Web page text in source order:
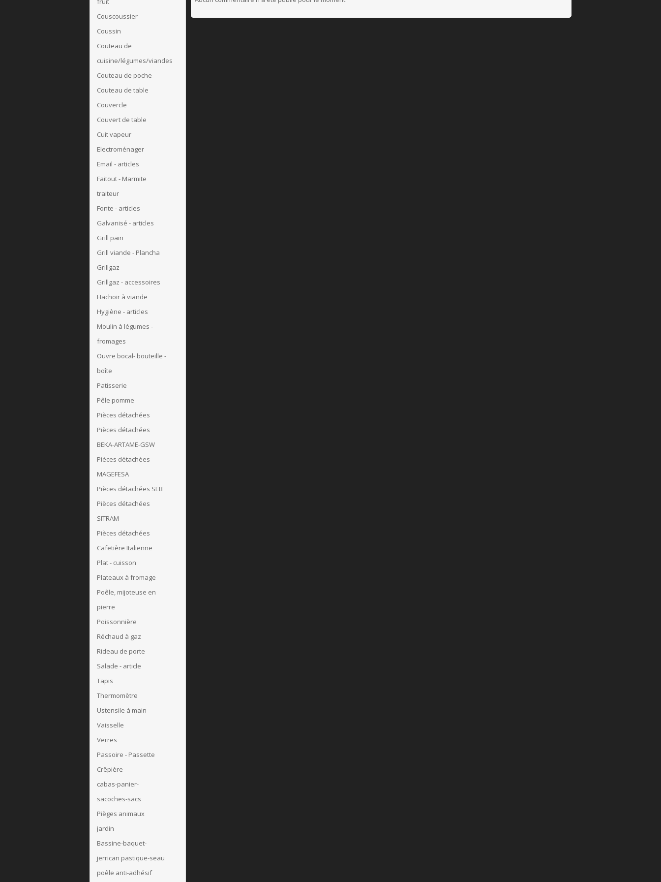
Couscoussier
Coussin
Couteau de
cuisine/légumes/viandes
Couteau de poche
Couteau de table
Couvercle
Couvert de table
Cuit vapeur
Electroménager
Email - articles
Faitout - Marmite
traiteur
Fonte - articles
Galvanisé - articles
Grill pain
Grill viande - Plancha
Grillgaz
Grillgaz - accessoires
Hachoir à viande
Hygiène - articles
Moulin à légumes -
fromages
Ouvre bocal- bouteille -
boîte
Patisserie
Pêle pomme
Pièces détachées
Pièces détachées
BEKA-ARTAME-GSW
Pièces détachées
MAGEFESA
Pièces détachées SEB
Pièces détachées
SITRAM
Pièces détachées
Cafetière Italienne
Plat - cuisson
Plateaux à fromage
Poêle, mijoteuse en
pierre
Poissonnière
Réchaud à gaz
Rideau de porte
Salade - article
Tapis
Thermomètre
Ustensile à main
Vaisselle
Verres
Passoire - Passette
Crêpière
cabas-panier-
sacoches-sacs
Pièges animaux
jardin
Bassine-baquet-
jerrican pastique-seau
poêle anti-adhésif